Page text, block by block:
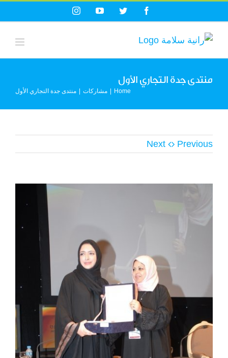
to
content
Facebook
Twitter
YouTube
Instagram
منتدى جدة التجاري الأول
Home مشاركات منتدى جدة التجاري الأول
Previous
Next
Image